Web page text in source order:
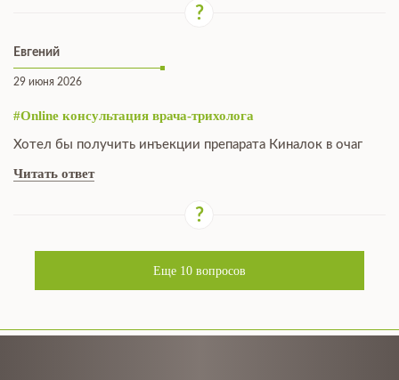
Евгений
29 июня 2026
#Online консультация врача-трихолога
Хотел бы получить инъекции препарата Киналок в очаг
Читать ответ
Еще 10 вопросов